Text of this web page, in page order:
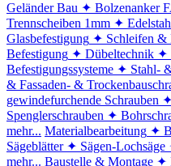
Geländer Bau ✦ Bolzenanker
Trennscheiben 1mm ✦
Glasbefestigung ✦ Schleifen &
Befestigung ✦ Dübeltechnik ✦
Befestigungssysteme ✦ Stahl-
& Fassaden- &
gewindefurchende Schrauben
Spenglerschrauben ✦
mehr... Materialbearbeitung ✦
Sägeblätter ✦ Sägen-Lochsäge
mehr... Baustelle & Montage ✦